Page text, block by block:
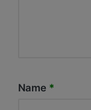
Name *